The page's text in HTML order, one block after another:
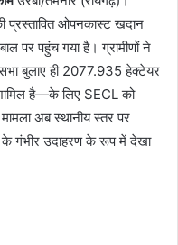
प्रस्तावित ओपनकास्ट खदान
पर पहुंच गया है। ग्रामीणों ने
बुलाए ही 2077.935 हेक्टेयर
है—के लिए SECL को
अब स्थानीय स्तर पर
गंभीर उदाहरण के रूप में देखा